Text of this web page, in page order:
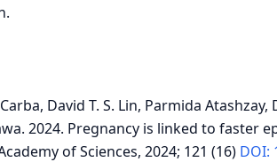
David T. S. Lin, Parmida Atashzay,
2024. Pregnancy is linked to faster
of Sciences, 2024; 121 (16) DOI: